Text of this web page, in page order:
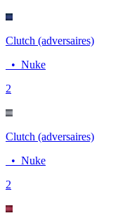
Clutch (adversaires)
• Nuke
2
Clutch (adversaires)
• Nuke
2